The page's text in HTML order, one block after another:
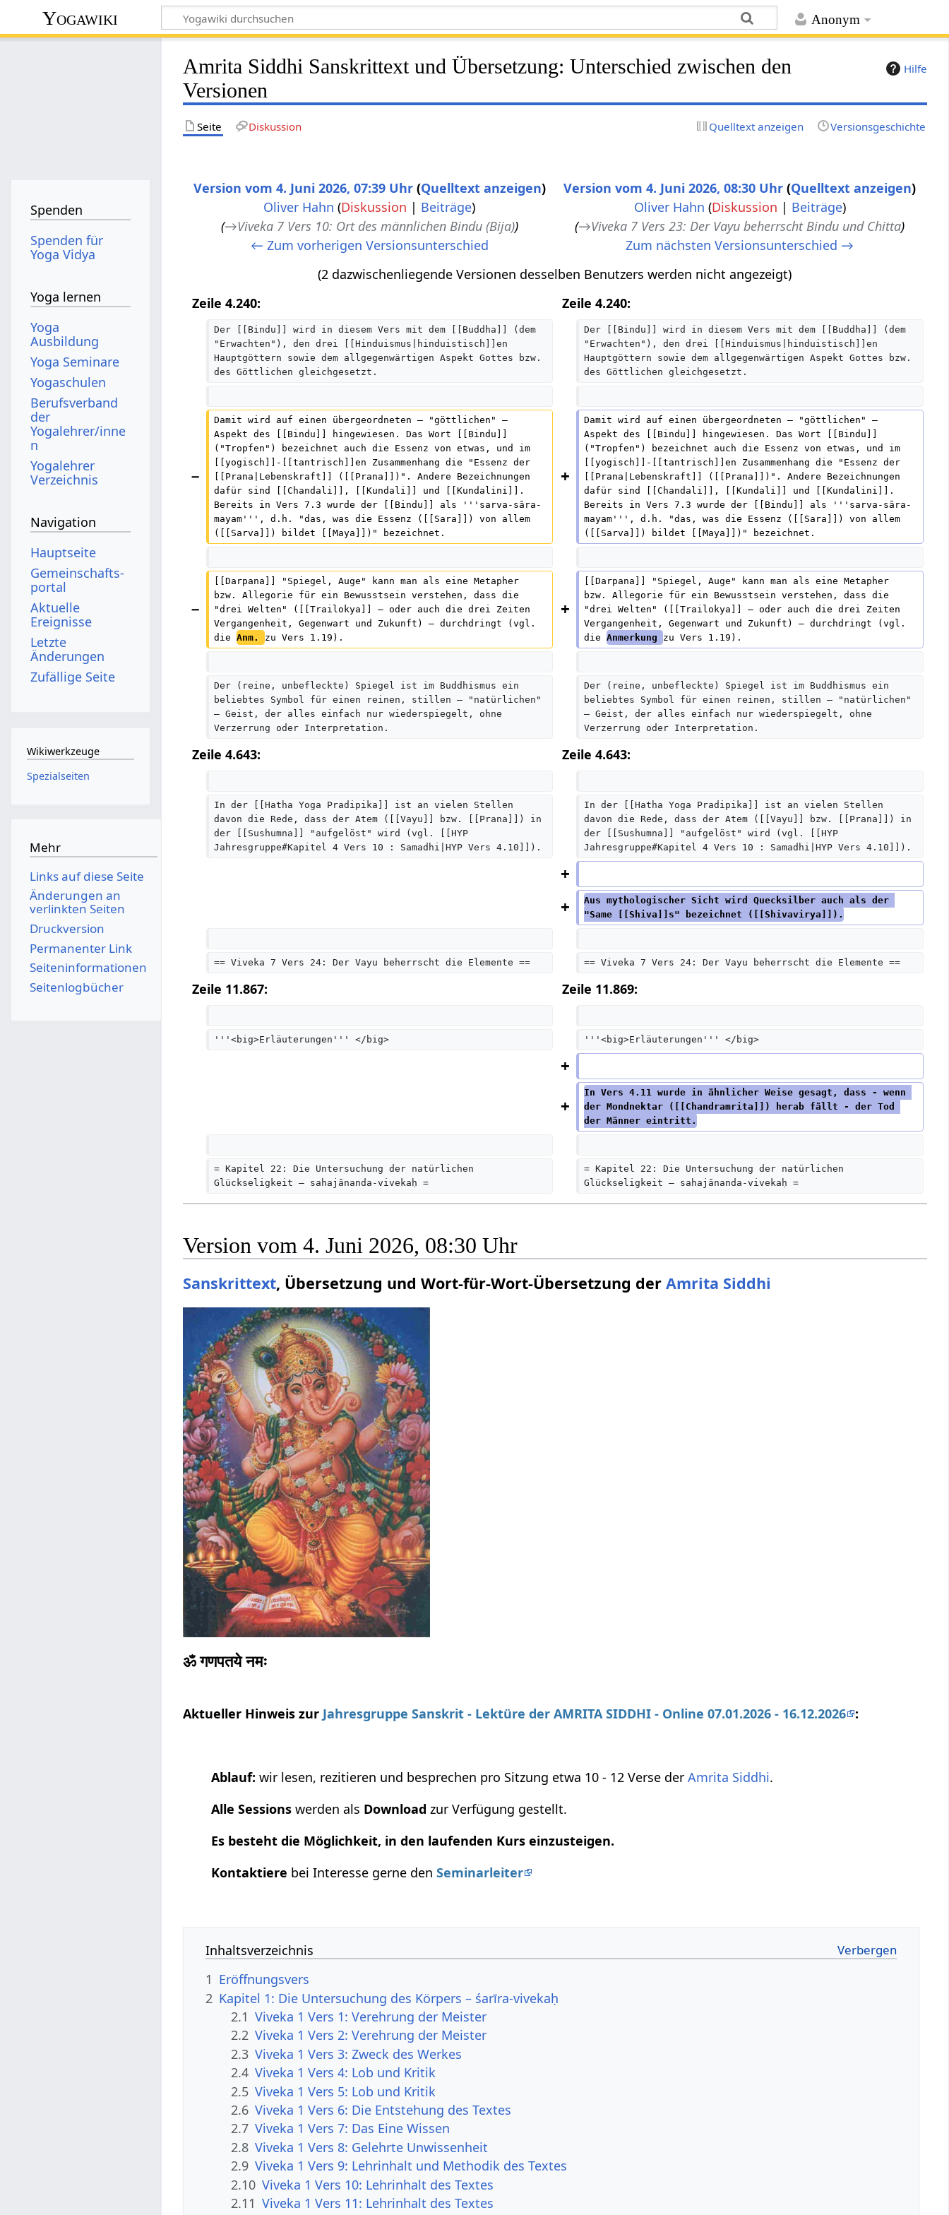
Anonym
Yogawiki
Hilfe
Amrita Siddhi Sanskrittext und Übersetzung: Unterschied zwischen den
Versionen
Seite Diskussion Quelltext anzeigen Versionsgeschichte
Version vom 4. Juni 2026, 07:39 Uhr Quelltext anzeigen
Oliver Hahn (Diskussion | Beiträge)
→Viveka 7 Vers 10: Ort des männlichen Bindu (Bija)
← Zum vorherigen Versionsunterschied
Version vom 4. Juni 2026, 08:30 Uhr Quelltext anzeigen
Oliver Hahn (Diskussion | Beiträge)
→Viveka 7 Vers 23: Der Vayu beherrscht Bindu und Chitta
Zum nächsten Versionsunterschied →
(2 dazwischenliegende Versionen desselben Benutzers werden nicht angezeigt)
Zeile 4.240:
Zeile 4.240:
Der [[Bindu]] wird in diesem Vers mit dem [[Buddha]] (dem
"Erwachten"), den drei [[Hinduismus|hinduistisch]]en
Hauptgöttern sowie dem allgegenwärtigen Aspekt Gottes bzw.
des Göttlichen gleichgesetzt.
Der [[Bindu]] wird in diesem Vers mit dem [[Buddha]] (dem
"Erwachten"), den drei [[Hinduismus|hinduistisch]]en
Hauptgöttern sowie dem allgegenwärtigen Aspekt Gottes bzw.
des Göttlichen gleichgesetzt.
Damit wird auf einen übergeordneten – "göttlichen" –
Aspekt des [[Bindu]] hingewiesen. Das Wort [[Bindu]]
("Tropfen") bezeichnet auch die Essenz von etwas, und im
[[yogisch]]-[[tantrisch]]en Zusammenhang die "Essenz der
[[Prana|Lebenskraft]] ([[Prana]])". Andere Bezeichnungen
dafür sind [[Chandali]], [[Kundali]] und [[Kundalini]].
Bereits in Vers 7.3 wurde der [[Bindu]] als '''sarva-sāra-
mayam''', d.h. "das, was die Essenz ([[Sara]]) von allem
([[Sarva]]) bildet [[Maya]])" bezeichnet.
Damit wird auf einen übergeordneten – "göttlichen" –
Aspekt des [[Bindu]] hingewiesen. Das Wort [[Bindu]]
("Tropfen") bezeichnet auch die Essenz von etwas, und im
[[yogisch]]-[[tantrisch]]en Zusammenhang die "Essenz der
[[Prana|Lebenskraft]] ([[Prana]])". Andere Bezeichnungen
dafür sind [[Chandali]], [[Kundali]] und [[Kundalini]].
Bereits in Vers 7.3 wurde der [[Bindu]] als '''sarva-sāra-
mayam''', d.h. "das, was die Essenz ([[Sara]]) von allem
([[Sarva]]) bildet [[Maya]])" bezeichnet.
[[Darpana]] "Spiegel, Auge" kann man als eine Metapher
bzw. Allegorie für ein Bewusstsein verstehen, dass die
"drei Welten" ([[Trailokya]] – oder auch die drei Zeiten
Vergangenheit, Gegenwart und Zukunft) – durchdringt (vgl.
die Anm. zu Vers 1.19).
[[Darpana]] "Spiegel, Auge" kann man als eine Metapher
bzw. Allegorie für ein Bewusstsein verstehen, dass die
"drei Welten" ([[Trailokya]] – oder auch die drei Zeiten
Vergangenheit, Gegenwart und Zukunft) – durchdringt (vgl.
die Anmerkung zu Vers 1.19).
Der (reine, unbefleckte) Spiegel ist im Buddhismus ein
beliebtes Symbol für einen reinen, stillen – "natürlichen"
– Geist, der alles einfach nur wiederspiegelt, ohne
Verzerrung oder Interpretation.
Der (reine, unbefleckte) Spiegel ist im Buddhismus ein
beliebtes Symbol für einen reinen, stillen – "natürlichen"
– Geist, der alles einfach nur wiederspiegelt, ohne
Verzerrung oder Interpretation.
Zeile 4.643: Zeile 4.643:
In der [[Hatha Yoga Pradipika]] ist an vielen Stellen
davon die Rede, dass der Atem ([[Vayu]] bzw. [[Prana]]) in
der [[Sushumna]] "aufgelöst" wird (vgl. [[HYP
Jahresgruppe#Kapitel 4 Vers 10 : Samadhi|HYP Vers 4.10]]).
In der [[Hatha Yoga Pradipika]] ist an vielen Stellen
davon die Rede, dass der Atem ([[Vayu]] bzw. [[Prana]]) in
der [[Sushumna]] "aufgelöst" wird (vgl. [[HYP
Jahresgruppe#Kapitel 4 Vers 10 : Samadhi|HYP Vers 4.10]]).
Aus mythologischer Sicht wird Quecksilber auch als der
"Same [[Shiva]]s" bezeichnet ([[Shivavirya]]).
== Viveka 7 Vers 24: Der Vayu beherrscht die Elemente == == Viveka 7 Vers 24: Der Vayu beherrscht die Elemente ==
Zeile 11.867: Zeile 11.869:
'''<big>Erläuterungen''' </big> '''<big>Erläuterungen''' </big>
In Vers 4.11 wurde in ähnlicher Weise gesagt, dass - wenn
der Mondnektar ([[Chandramrita]]) herab fällt - der Tod
der Männer eintritt.
= Kapitel 22: Die Untersuchung der natürlichen
Glückseligkeit – sahajānanda-vivekaḥ =
= Kapitel 22: Die Untersuchung der natürlichen
Glückseligkeit – sahajānanda-vivekaḥ =
Version vom 4. Juni 2026, 08:30 Uhr
Sanskrittext, Übersetzung und Wort-für-Wort-Übersetzung derAmrita Siddhi
ॐ गणपतये नमः
Aktueller Hinweis zur Jahresgruppe Sanskrit - Lektüre der AMRITA SIDDHI - Online 07.01.2026 - 16.12.2026 :
Ablauf: wir lesen, rezitieren und besprechen pro Sitzung etwa 10 - 12 Verse derAmrita Siddhi.
Alle Sessions werden als Download zur Verfügung gestellt.
Es besteht die Möglichkeit, in den laufenden Kurs einzusteigen.
Kontaktiere bei Interesse gerne denSeminarleiter
Inhaltsverzeichnis
1 Eröffnungsvers
2 Kapitel 1: Die Untersuchung des Körpers – śarīra-vivekaḥ
2.1 Viveka 1 Vers 1: Verehrung der Meister
2.2 Viveka 1 Vers 2: Verehrung der Meister
2.3 Viveka 1 Vers 3: Zweck des Werkes
2.4 Viveka 1 Vers 4: Lob und Kritik
2.5 Viveka 1 Vers 5: Lob und Kritik
2.6 Viveka 1 Vers 6: Die Entstehung des Textes
2.7 Viveka 1 Vers 7: Das Eine Wissen
2.8 Viveka 1 Vers 8: Gelehrte Unwissenheit
2.9 Viveka 1 Vers 9: Lehrinhalt und Methodik des Textes
2.10 Viveka 1 Vers 10: Lehrinhalt des Textes
2.11 Viveka 1 Vers 11: Lehrinhalt des Textes
Spenden
Spenden für
Yoga Vidya
Yoga lernen
Yoga
Ausbildung
Yoga Seminare
Yogaschulen
Berufsverband
der
Yogalehrer/inne
n
Yogalehrer
Verzeichnis
Navigation
Hauptseite
Gemeinschafts­
portal
Aktuelle
Ereignisse
Letzte
Änderungen
Zufällige Seite
Wikiwerkzeuge
Spezialseiten
Mehr
Links auf diese Seite
Änderungen an
verlinkten Seiten
Druckversion
Permanenter Link
Seiten­­informationen
Seitenlogbücher